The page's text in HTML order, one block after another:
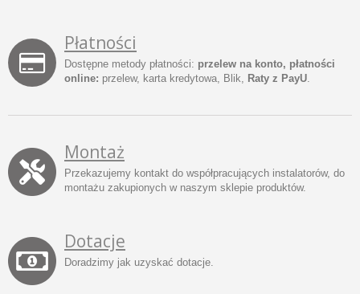
Płatności
Dostępne metody płatności: przelew na konto, płatności
online: przelew, karta kredytowa, Blik, Raty z PayU.
Montaż
Przekazujemy kontakt do współpracujących instalatorów, do
montażu zakupionych w naszym sklepie produktów.
Dotacje
Doradzimy jak uzyskać dotacje.